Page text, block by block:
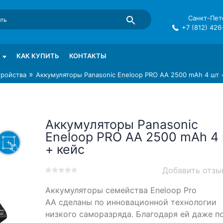
в СПб
Санкт-
+7 (812)
КАК КУПИТЬ КОНТАКТЫ
» Аккумуляторы Panasonic Eneloop PRO AA 2500 mAh 4 шт
Аккумуляторы Panasonic
Eneloop PRO AA 2500 mAh 4
+ кейс
out
on
Добавить
Аккумуляторы семейства Eneloop Pro
AA сделаны по инновационной технологии
низкого саморазряда. Благодаря ей даже